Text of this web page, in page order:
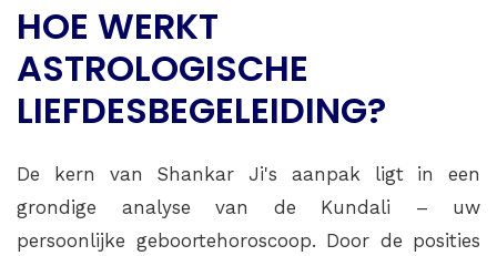
HOE WERKT
ASTROLOGISCHE
LIEFDESBEGELEIDING?
De kern van Shankar Ji's aanpak ligt in een
grondige analyse van de Kundali – uw
persoonlijke geboortehoroscoop. Door de posities